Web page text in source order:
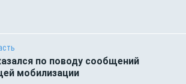
по поводу сообщений
мобилизации